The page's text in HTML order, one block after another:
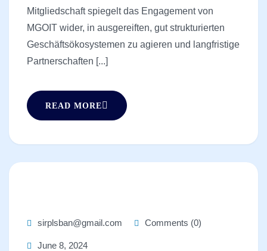
Mitgliedschaft spiegelt das Engagement von
MGOIT wider, in ausgereiften, gut strukturierten
Geschäftsökosystemen zu agieren und langfristige
Partnerschaften [...]
READ MORE
sirplsban@gmail.com Comments (0)
June 8, 2024